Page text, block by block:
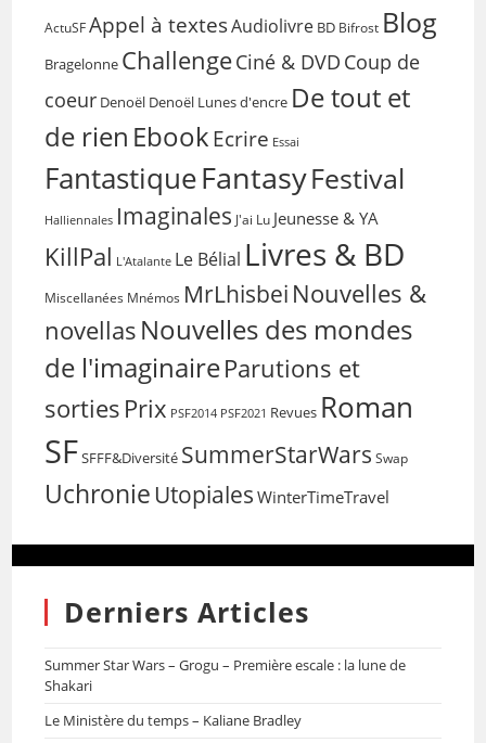
ActuSF Appel à textesAudiolivre BD Bifrost Blog
Bragelonne ChallengeCiné & DVD Coup de
coeur Denoël Denoël Lunes d'encre De tout et
de rien EbookEcrire Essai
FantastiqueFantasyFestival
Halliennales Imaginales J'ai Lu Jeunesse & YA
KillPal L'Atalante Le Bélial Livres & BD
Miscellanées Mnémos MrLhisbei Nouvelles &
novellas Nouvelles des mondes
de l'imaginaireParutions et
sorties Prix PSF2014 PSF2021 Revues Roman
SFSFFF&Diversité SummerStarWars Swap
Uchronie Utopiales WinterTimeTravel
Derniers Articles
Summer Star Wars – Grogu – Première escale : la lune de
Shakari
Le Ministère du temps – Kaliane Bradley